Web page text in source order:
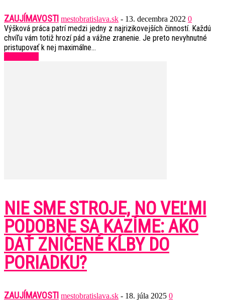
ZAUJÍMAVOSTI mestobratislava.sk - 13. decembra 2022 0
Výšková práca patrí medzi jedny z najrizikovejších činností. Každú
chvíľu vám totiž hrozí pád a vážne zranenie. Je preto nevyhnutné
pristupovať k nej maximálne...
NIE SME STROJE, NO VEĽMI
PODOBNE SA KAZÍME: AKO
DAŤ ZNIČENÉ KĹBY DO
PORIADKU?
ZAUJÍMAVOSTI mestobratislava.sk - 18. júla 2025 0